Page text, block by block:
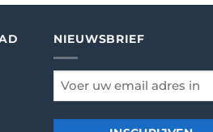
NIEUWSBRIEF
email
*